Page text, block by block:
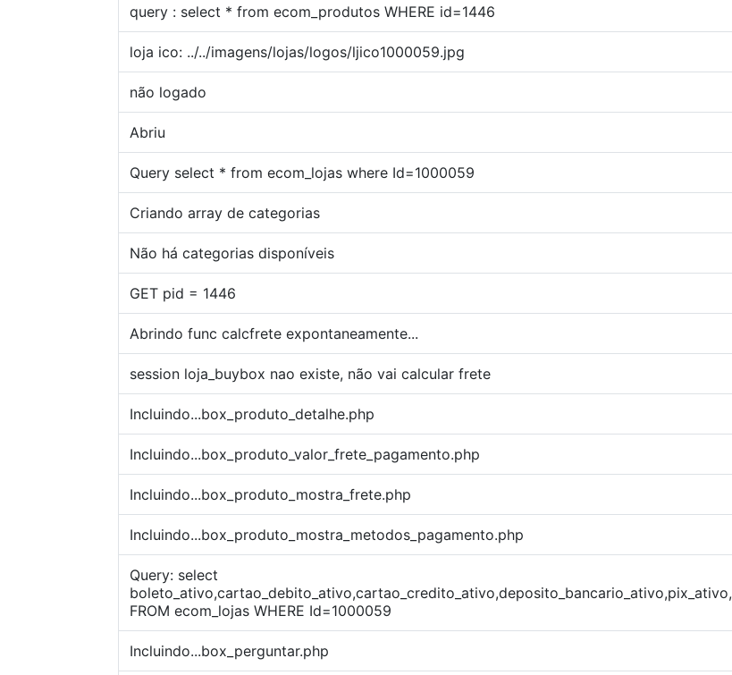
query : select * from ecom_produtos WHERE id=1446
loja ico: ../../imagens/lojas/logos/ljico1000059.jpg
não logado
Abriu
Query select * from ecom_lojas where Id=1000059
Criando array de categorias
Não há categorias disponíveis
GET pid = 1446
Abrindo func calcfrete expontaneamente...
session loja_buybox nao existe, não vai calcular frete
Incluindo...box_produto_detalhe.php
Incluindo...box_produto_valor_frete_pagamento.php
Incluindo...box_produto_mostra_frete.php
Incluindo...box_produto_mostra_metodos_pagamento.php
Query: select
FROM ecom_lojas WHERE Id=1000059
Incluindo...box_perguntar.php